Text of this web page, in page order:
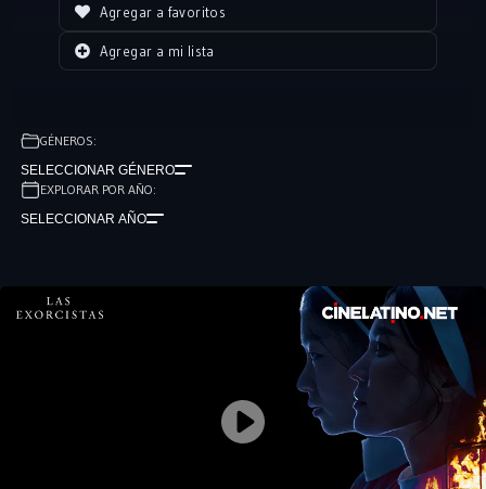
descubren un oscuro secreto escondido dentro de los muros del
convento. Las monjas deben enfrentarse a sus propios miedos y
creencias mientras luchan contra el poderoso mal que amenaza la
Agregar a favoritos
Agregar a mi lista
GÉNEROS:
SELECCIONAR GÉNERO
EXPLORAR POR AÑO:
SELECCIONAR AÑO